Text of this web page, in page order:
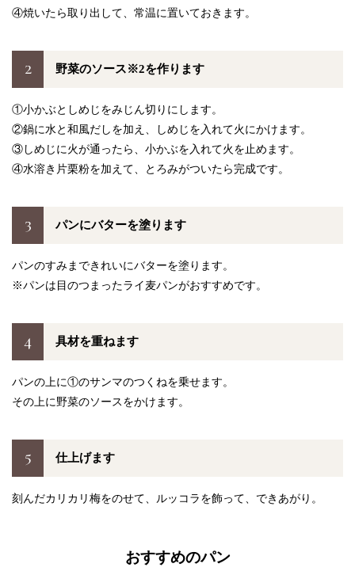
④焼いたら取り出して、常温に置いておきます。
2 野菜のソース※2を作ります
①小かぶとしめじをみじん切りにします。
②鍋に水と和風だしを加え、しめじを入れて火にかけます。
③しめじに火が通ったら、小かぶを入れて火を止めます。
④水溶き片栗粉を加えて、とろみがついたら完成です。
3 パンにバターを塗ります
パンのすみまできれいにバターを塗ります。
※パンは目のつまったライ麦パンがおすすめです。
4 具材を重ねます
パンの上に①のサンマのつくねを乗せます。
その上に野菜のソースをかけます。
5 仕上げます
刻んだカリカリ梅をのせて、ルッコラを飾って、できあがり。
おすすめのパン